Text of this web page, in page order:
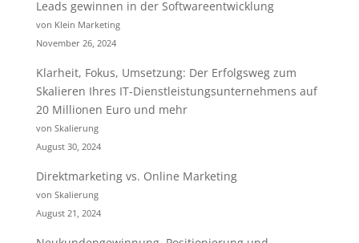
Leads gewinnen in der Softwareentwicklung
von Klein Marketing
November 26, 2024
Klarheit, Fokus, Umsetzung: Der Erfolgsweg zum
Skalieren Ihres IT-Dienstleistungsunternehmens auf
20 Millionen Euro und mehr
von Skalierung
August 30, 2024
Direktmarketing vs. Online Marketing
von Skalierung
August 21, 2024